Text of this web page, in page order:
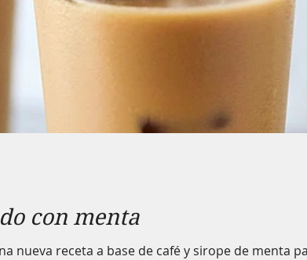
con menta
nueva receta a base de café y sirope de menta